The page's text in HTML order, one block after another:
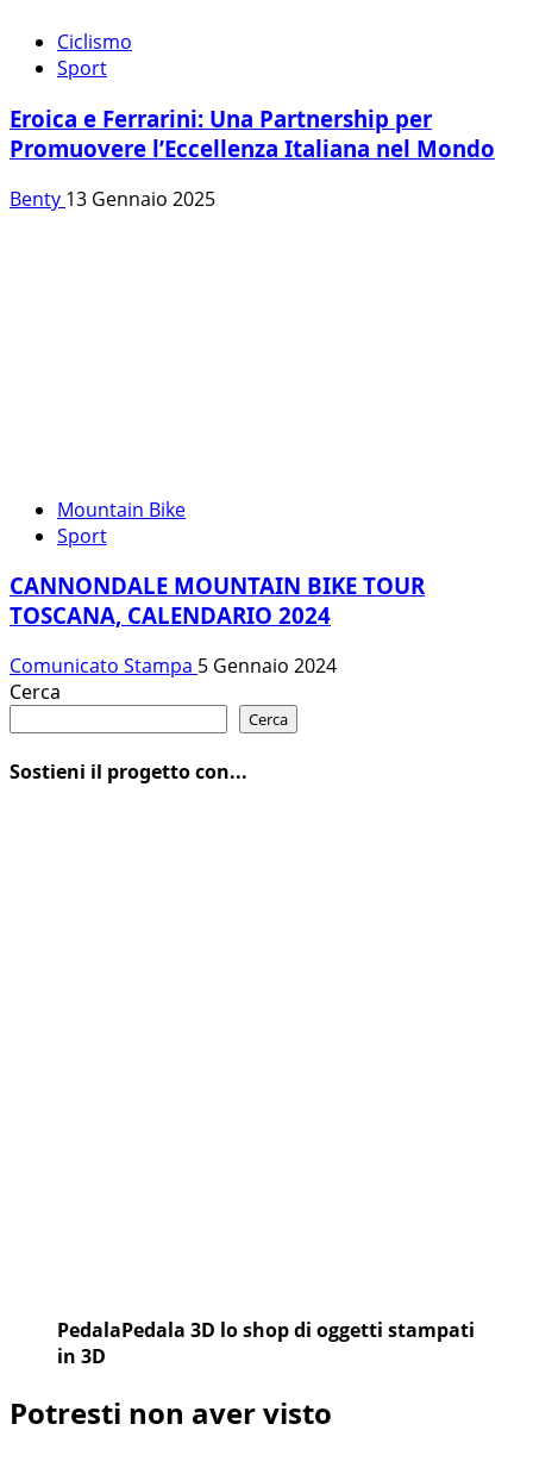
Ciclismo
Sport
Eroica e Ferrarini: Una Partnership per
Promuovere l’Eccellenza Italiana nel Mondo
Benty 13 Gennaio 2025
Mountain Bike
Sport
CANNONDALE MOUNTAIN BIKE TOUR
TOSCANA, CALENDARIO 2024
Comunicato Stampa 5 Gennaio 2024
Cerca
Cerca
Sostieni il progetto con...
PedalaPedala 3D lo shop di oggetti stampati
in 3D
Potresti non aver visto